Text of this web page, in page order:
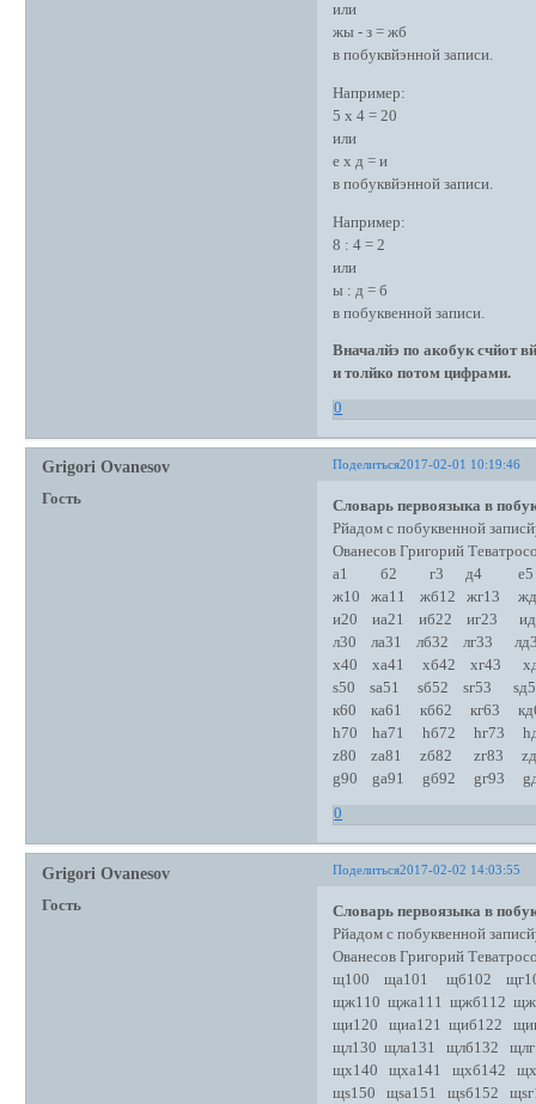
или
жы - з = жб
в побуквйэнной записи.
Например:
5 х 4 = 20
или
е х д = и
в побуквйэнной записи.
Например:
8 : 4 = 2
или
ы : д = б
в побуквенной записи.
Вначалйэ по акобук счйот
и толйко потом цифрами.
0
Поделиться2017-02-01 10:19:46
Grigori Ovanesov
Гость
Словарь первоязыка в
Рйадом с побуквенной
Ованесов Григорий
а1 б2 г3 д4
ж10 жа11 жб12 жг13
и20 иа21 иб22 иг23
л30 ла31 лб32 лг33
х40 ха41 хб42 хг43
s50 sа51 sб52 sг53
к60 ка61 кб62 кг63
h70 hа71 hб72 hг73
z80 zа81 zб82 zг83
g90 gа91 gб92 gг93
0
Поделиться2017-02-02 14:03:55
Grigori Ovanesov
Гость
Словарь первоязыка в
Рйадом с побуквенной
Ованесов Григорий
щ100 ща101 щб102
щж110 щжа111 щжб112
щи120 щиа121 щиб122
щл130 щла131 щлб132
щх140 щха141 щхб142
щs150 щsа151 щsб152